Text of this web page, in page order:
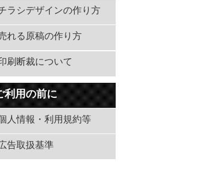
ラシデザインの作り方
れる原稿の作り方
刷断裁について
利用の前に
人情報・利用規約等
告取扱基準